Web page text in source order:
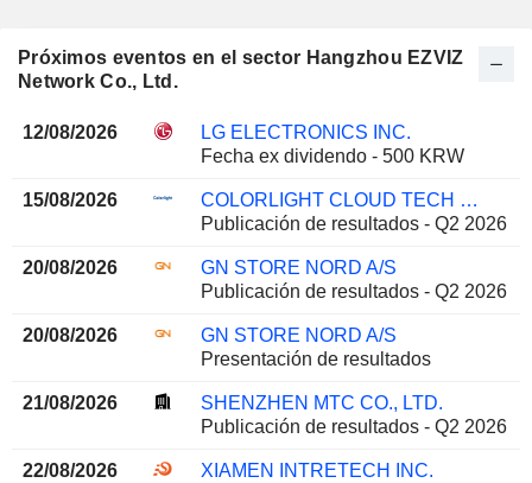
Próximos eventos en el sector Hangzhou EZVIZ
Network Co., Ltd.
12/08/2026
LG ELECTRONICS INC.
Fecha ex dividendo - 500 KRW
15/08/2026
COLORLIGHT CLOUD TECH LTD
Publicación de resultados - Q2 2026
20/08/2026
GN STORE NORD A/S
Publicación de resultados - Q2 2026
20/08/2026
GN STORE NORD A/S
Presentación de resultados
21/08/2026
SHENZHEN MTC CO., LTD.
Publicación de resultados - Q2 2026
22/08/2026
XIAMEN INTRETECH INC.